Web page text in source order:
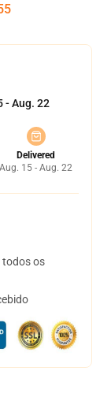
- Aug. 22
Delivered
Aug. 15 - Aug. 22
todos os